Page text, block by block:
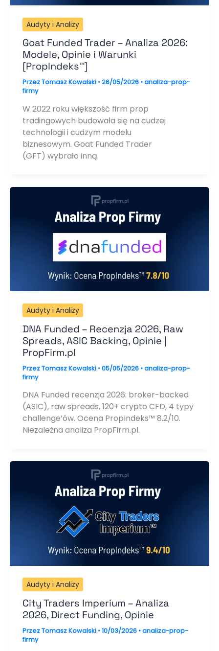
Audyty i Analizy
Goat Funded Trader – Analiza 2026:
Modele, Opinie i Warunki
[PropIndeks™]
PrzezTomasz Kowalski •26/05/2026 •analiza-prop-
firmy
W 2022 roku większość firm prop
tradingowych budowała się na cudzej
technologii i cudzym modelu
biznesowym. Goat Funded Trader
(GFT) wybrało inną
Audyty i Analizy
DNA Funded – Recenzja 2026, Raw
Spreads, ASIC Backing, Opinie |
PropFirm.pl
PrzezTomasz Kowalski •05/05/2026 •analiza-prop-
firmy
DNA Funded recenzja 2026: broker-backed
(ASIC), raw spreads, 120+ crypto CFD, 4 typy
challenge’ów. Ocena PropIndeks™ 8.2/10.
Niezależna analiza PropFirm.pl.
Audyty i Analizy
City Traders Imperium – Analiza
2026, Direct Funding, Opinie
PrzezTomasz Kowalski •10/03/2026 •analiza-prop-
firmy